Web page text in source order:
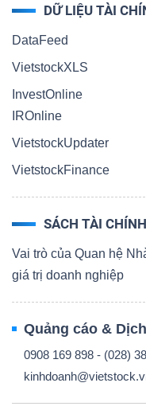
DỮ LIỆU TÀI
DataFeed
VietstockXLS
InvestOnline
IROnline
VietstockUpdater
VietstockFinance
SÁCH TÀI CHÍNH
Vai trò của Quan hệ
giá trị doanh nghiệp
Quảng cáo &
0908 169 898 - (028)